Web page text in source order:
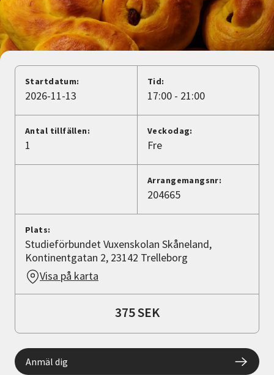
Cirkelledare
Nyheter
Avdelningar
Lyssna
Startdatum:
2026-11-13
Tid:
17:00 - 21:00
Antal tillfällen:
1
Veckodag:
Fre
Arrangemangsnr:
204665
Plats:
Studieförbundet Vuxenskolan Skåneland,
Kontinentgatan 2, 23142 Trelleborg
Visa på karta
375 SEK
Anmäl dig